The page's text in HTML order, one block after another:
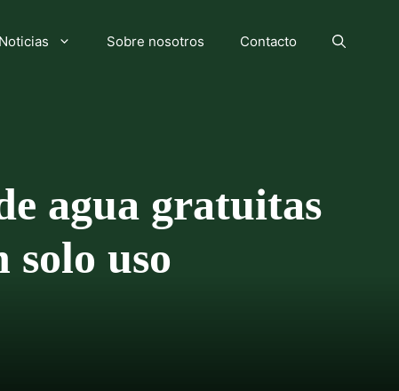
Noticias Sobre nosotros Contacto
agua gratuitas
uso